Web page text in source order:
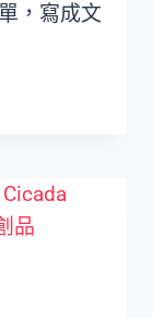
，寫成文